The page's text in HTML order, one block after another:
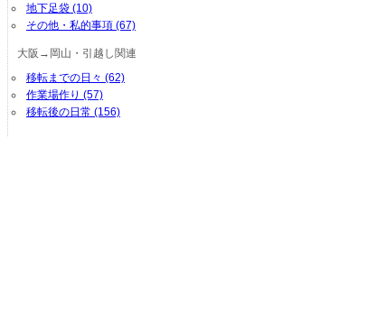
地下足袋 (10)
その他・私的事項 (67)
大阪→岡山・引越し関連
移転までの日々 (62)
作業場作り (57)
移転後の日常 (156)